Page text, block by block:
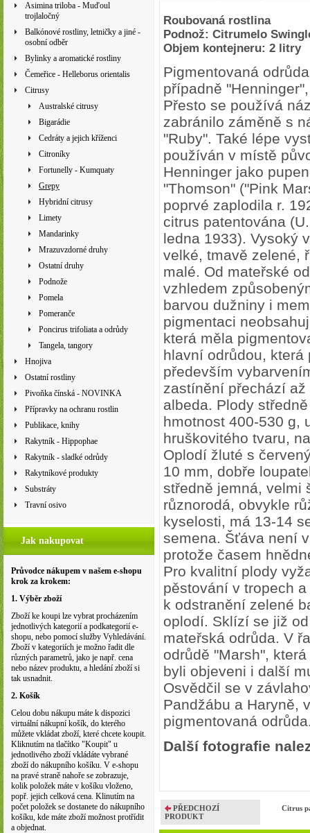
Asimina triloba - Muďoul
trojlaločný
Balkónové rostliny, letničky a jiné -
osobní odběr
Bylinky a aromatické rostliny
Čemeřice - Helleborus orientalis
Citrusy
Australské citrusy
Bigarádie
Cedráty a jejich kříženci
Citroníky
Fortunelly - Kumquaty
Grepy
Hybridní citrusy
Limety
Mandarinky
Mrazuvzdorné druhy
Ostatní druhy
Podnože
Pomela
Pomeranče
Poncirus trifoliata a odrůdy
Tangela, tangory
Hnojiva
Ostatní rostliny
Pivoňka čínská - NOVINKA
Přípravky na ochranu rostlin
Publikace, knihy
Rakytník - Hippophae
Rakytník - sladké odrůdy
Rakytníkové produkty
Substráty
Travní osivo
Jak nakupovat
Průvodce nákupem v našem e-shopu
krok za krokem:
1. Výběr zboží
Zboží ke koupi lze vybrat procházením
jednotlivých kategorií a podkategorií e-
shopu, nebo pomocí služby Vyhledávání.
Zboží v kategoriích je možno řadit dle
různých parametrů, jako je např. cena
nebo název produktu, a hledání zboží si
tak usnadnit.
2. Košík
Celou dobu nákupu máte k dispozici
virtuální nákupní košík, do kterého
můžete vkládat zboží, které chcete koupit.
Kliknutím na tlačítko "Koupit" u
jednotlivého zboží vkládáte vybrané
zboží do nákupního košíku. V e-shopu
na pravé straně nahoře se zobrazuje,
kolik položek máte v košíku vloženo,
popř. jejich celková cena. Klinutím na
počet položek se dostanete do nákupního
košíku, kde máte zboží možnost protřídit
a objednat.
Roubovaná rostlina
Podnož: Citrumelo
Objem kontejneru: 2 litry
Pigmentovaná
případně "Henninger"
Přesto se používá
zabránilo záměně s
"Ruby". Také lépe
používán v místě
Henninger jako
"Thomson" ("Pink
poprvé zaplodila r.
citrus patentována
ledna 1933). Vysoký
velké, tmavě zelené,
malé. Od mateřské
vzhledem
barvou dužniny i
pigmentaci
která měla
hlavní odrůdou, která
především
zastínění přechází
albeda. Plody
hmotnost 400-530 g,
hruškovitého tvaru,
Oplodí žluté s
10 mm, dobře
středně jemná, velmi
různorodá, obvykle
kyselosti, má 13-14
semena. Šťáva není
protože časem
Pro kvalitní plody
pěstování v tropech
k odstranění zelené
oplodí. Sklízí se již
mateřská odrůda. V
odrůdě "Marsh",
byli objeveni i další
Osvědčil se v
Pandžábu a Haryně,
pigmentovaná
Další fotografie
PŘEDCHOZÍ
PRODUKT
Citrus